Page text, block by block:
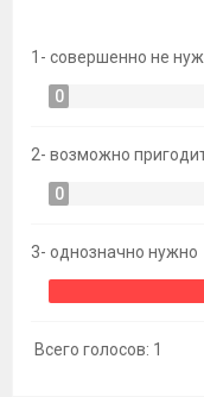
1- совершенно не
0
2- возможно
0
3- однозначно нужно
Всего голосов: 1